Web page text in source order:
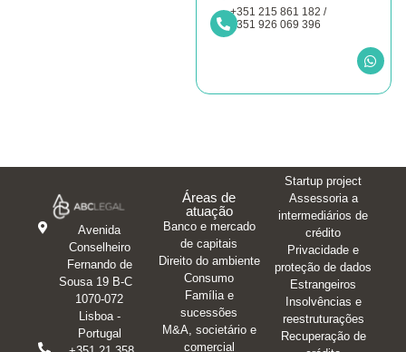
+351 215 861 182 /
+351 926 069 396
Avenida
Conselheiro
Fernando de
Sousa 19 B-C
1070-072
Lisboa -
Portugal
Áreas de
atuação
Banco e mercado
de capitais
Direito do ambiente
Consumo
Família e
sucessões
M&A, societário e
comercial
Startup project
Assessoria a
intermediários de
crédito
Privacidade e
proteção de dados
Estrangeiros
Insolvências e
reestruturações
Recuperação de